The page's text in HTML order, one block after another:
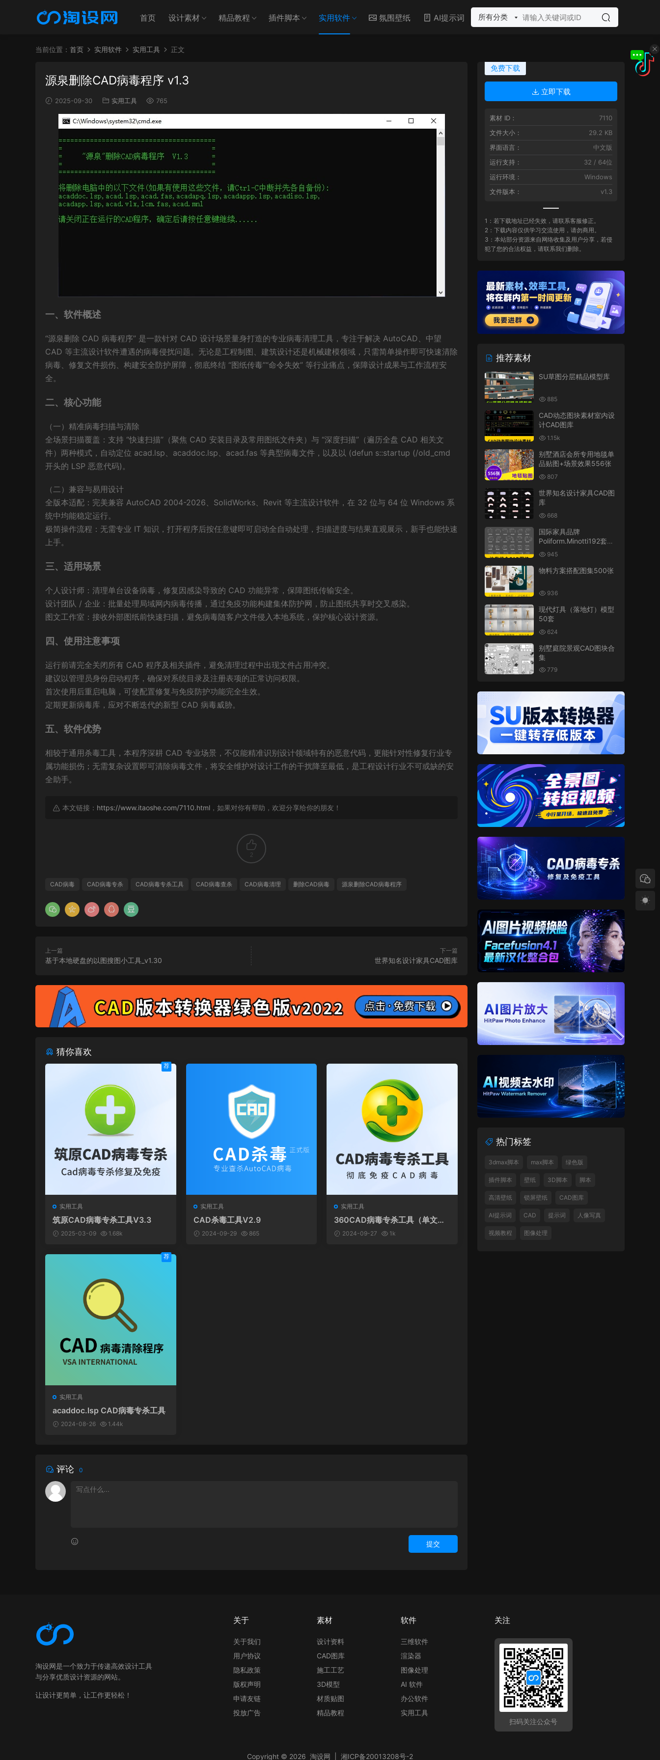
首页 设计素材 精品教程 插件脚本 实用软件 氛围壁纸 AI提示词 所有分类
当前位置： 首页 实用软件 实用工具 正文
源泉删除CAD病毒程序 v1.3
2025-09-30 实用工具 765
一、软件概述
“源泉删除 CAD 病毒程序” 是一款针对 CAD 设计场景量身打造的专业病毒清理工具，专注于解决 AutoCAD、中望
CAD 等主流设计软件遭遇的病毒侵扰问题。无论是工程制图、建筑设计还是机械建模领域，只需简单操作即可快速清除
病毒、修复文件损伤、构建安全防护屏障，彻底终结 “图纸传毒”“命令失效” 等行业痛点，保障设计成果与工作流程安
全。
二、核心功能
（一）精准病毒扫描与清除
全场景扫描覆盖：支持 “快速扫描”（聚焦 CAD 安装目录及常用图纸文件夹）与 “深度扫描”（遍历全盘 CAD 相关文
件）两种模式，自动定位 acad.lsp、acaddoc.lsp、acad.fas 等典型病毒文件，以及以 (defun s::startup (/old_cmd
开头的 LSP 恶意代码)。
（二）兼容与易用设计
全版本适配：完美兼容 AutoCAD 2004-2026、SolidWorks、Revit 等主流设计软件，在 32 位与 64 位 Windows 系
统中均能稳定运行。
极简操作流程：无需专业 IT 知识，打开程序后按任意键即可启动全自动处理，扫描进度与结果直观展示，新手也能快速
上手。
三、适用场景
个人设计师：清理单台设备病毒，修复因感染导致的 CAD 功能异常，保障图纸传输安全。
设计团队 / 企业：批量处理局域网内病毒传播，通过免疫功能构建集体防护网，防止图纸共享时交叉感染。
图文工作室：接收外部图纸前快速扫描，避免病毒随客户文件侵入本地系统，保护核心设计资源。
四、使用注意事项
运行前请完全关闭所有 CAD 程序及相关插件，避免清理过程中出现文件占用冲突。
建议以管理员身份启动程序，确保对系统目录及注册表项的正常访问权限。
首次使用后重启电脑，可使配置修复与免疫防护功能完全生效。
定期更新病毒库，应对不断迭代的新型 CAD 病毒威胁。
五、软件优势
相较于通用杀毒工具，本程序深耕 CAD 专业场景，不仅能精准识别设计领域特有的恶意代码，更能针对性修复行业专
属功能损伤；无需复杂设置即可清除病毒文件，将安全维护对设计工作的干扰降至最低，是工程设计行业不可或缺的安
全助手。
本文链接： https://www.itaoshe.com/7110.html ，如果对你有帮助，欢迎分享给你的朋友！
2
CAD病毒 CAD病毒专杀 CAD病毒专杀工具 CAD病毒查杀 CAD病毒清理 删除CAD病毒 源泉删除CAD病毒程序
上一篇
基于本地硬盘的以图搜图小工具_v1.30
下一篇
世界知名设计家具CAD图库
猜你喜欢
实用工具
筑原CAD病毒专杀工具V3.3
2025-03-09 1.68k
荐
实用工具
CAD杀毒工具V2.9
2024-09-29 865
实用工具
360CAD病毒专杀工具（单文件
版）2024-09-27 1k
实用工具
acaddoc.lsp CAD病毒专杀工具
2024-08-26 1.44k
荐
评论 0
提交
免费下载
立即下载
素材 ID：
7110
文件大小：
29.2 KB
界面语言：
中文版
运行支持：
32 / 64位
运行环境：
Windows
文件版本：
v1.3
1：若下载地址已经失效，请联系客服修正。
2：下载内容仅供学习交流使用，请勿商用。
3：本站部分资源来自网络收集及用户分享，若侵
犯了您的合法权益，请联系我们删除。
推荐素材
SU草图分层精品模型库
885
CAD动态图块素材室内设
计CAD图库
1.15k
别墅酒店会所专用地毯单
品贴图+场景效果556张
807
世界知名设计家具CAD图
库
668
国际家具品牌
Poliform.Minotti192套沙
发组合CAD图库
945
物料方案搭配图集500张
936
现代灯具（落地灯）模型
50套
624
别墅庭院景观CAD图块合
集
779
热门标签
3dmax脚本 max脚本 绿色版
插件脚本 壁纸 3D脚本 脚本
高清壁纸 锁屏壁纸 CAD图库
AI提示词 CAD 提示词 人像写真
视频教程 图像处理
淘设网是一个致力于传递高效设计工具
与分享优质设计资源的网站。
让设计更简单，让工作更轻松！
关于
关于我们
用户协议
隐私政策
版权声明
申请友链
投放广告
素材
设计资料
CAD图库
施工工艺
3D模型
材质贴图
精品教程
软件
三维软件
渲染器
图像处理
AI 软件
办公软件
实用工具
关注
扫码关注公众号
Copyright © 2026 淘设网 湘ICP备20013208号-2